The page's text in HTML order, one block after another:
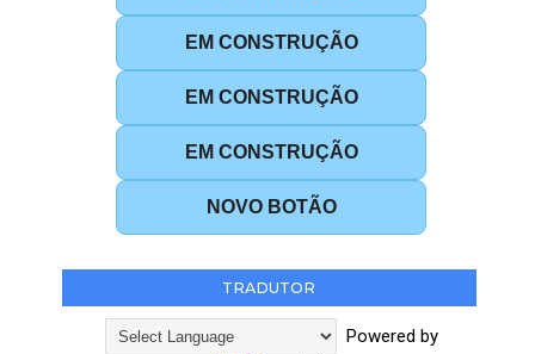
EM CONSTRUÇÃO
EM CONSTRUÇÃO
EM CONSTRUÇÃO
NOVO BOTÃO
TRADUTOR
Powered by